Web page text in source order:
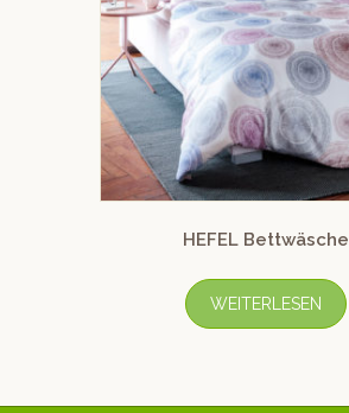
HEFEL Bettwäsche
WEITERLESEN